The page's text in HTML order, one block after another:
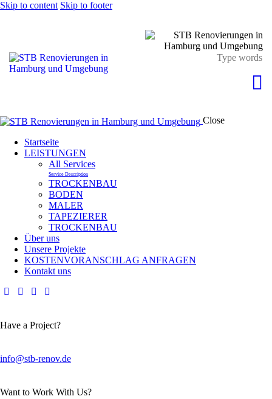
Skip to content Skip to footer
Close
Startseite
LEISTUNGEN
All Services
Service Description
TROCKENBAU
BODEN
MALER
TAPEZIERER
TROCKENBAU
Über uns
Unsere Projekte
KOSTENVORANSCHLAG ANFRAGEN
Kontakt uns
Have a Project?
info@stb-renov.de
Want to Work With Us?